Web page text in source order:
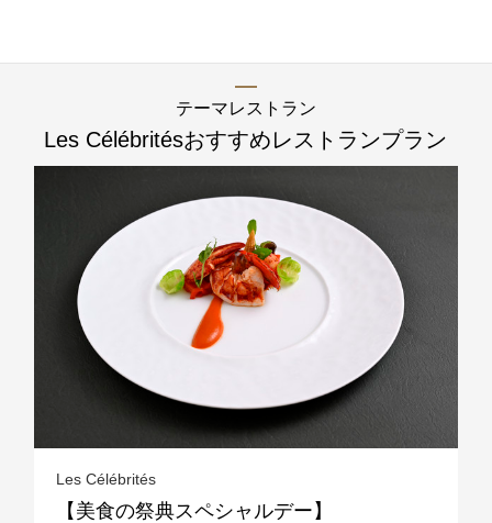
テーマレストラン
Les Célébritésおすすめレストランプラン
Les Célébrités
【美食の祭典スペシャルデー】
レストラン全般に関する
お問合せはこちら
TEL 092-482-1111